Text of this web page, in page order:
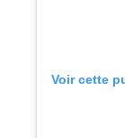
Voir cette